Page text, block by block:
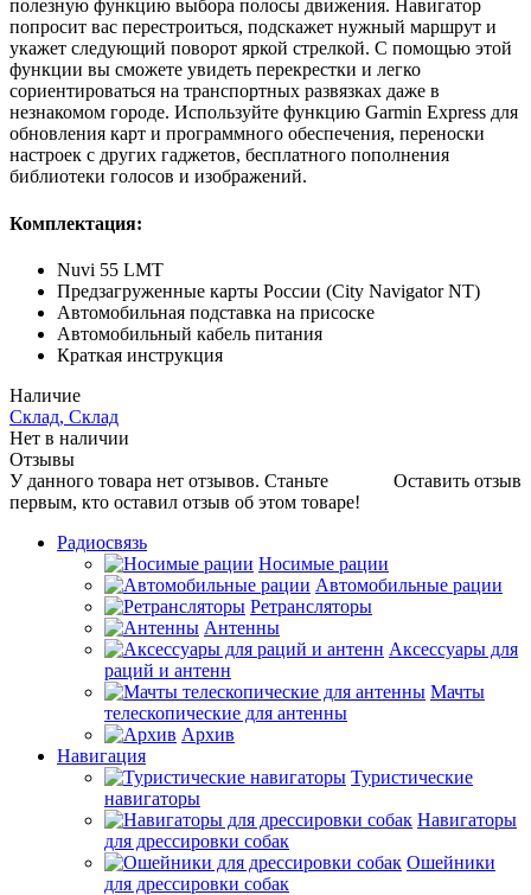
полезную функцию выбора полосы движения. Навигатор
попросит вас перестроиться, подскажет нужный маршрут и
укажет следующий поворот яркой стрелкой. С помощью этой
функции вы сможете увидеть перекрестки и легко
сориентироваться на транспортных развязках даже в
незнакомом городе. Используйте функцию Garmin Express для
обновления карт и программного обеспечения, переноски
настроек с других гаджетов, бесплатного пополнения
библиотеки голосов и изображений.
Комплектация:
Nuvi 55 LMT
Предзагруженные карты России (City Navigator NT)
Автомобильная подставка на присоске
Автомобильный кабель питания
Краткая инструкция
Наличие
Склад, Склад
Нет в наличии
Отзывы
Оставить отзыв
У данного товара нет отзывов. Станьте
первым, кто оставил отзыв об этом товаре!
Радиосвязь
Носимые рации
Автомобильные рации
Ретрансляторы
Антенны
Аксессуары для
раций и антенн
Мачты
телескопические для антенны
Архив
Навигация
Туристические
навигаторы
Навигаторы
для дрессировки собак
Ошейники
для дрессировки собак